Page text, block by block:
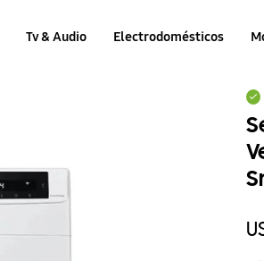
Tv & Audio Electrodomésticos